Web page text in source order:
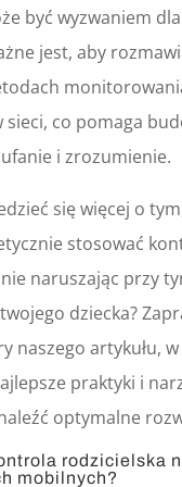
być wyzwaniem
jest, aby
sieci, co pomaga
i zrozumienie.
się więcej o
stosować
naruszając przy
dziecka?
naszego artykułu,
praktyki i
optymalne
rodzicielska
mobilnych?